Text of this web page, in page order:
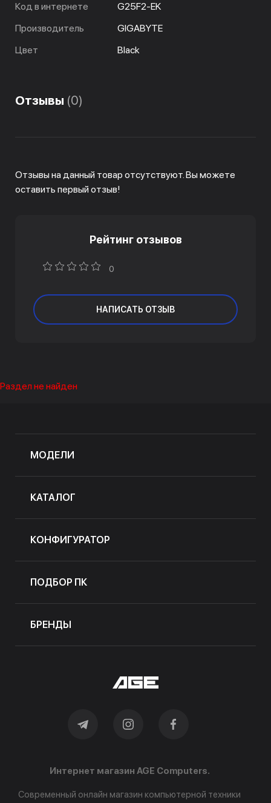
Код в интернете
G25F2-EK
Производитель
GIGABYTE
Цвет
Black
Отзывы (0)
Отзывы на данный товар отсутствуют. Вы можете
оставить первый отзыв!
Рейтинг отзывов
0
НАПИСАТЬ ОТЗЫВ
Раздел не найден
МОДЕЛИ
КАТАЛОГ
КОНФИГУРАТОР
ПОДБОР ПК
БРЕНДЫ
Интернет магазин AGE Computers.
Современный онлайн магазин компьютерной техники